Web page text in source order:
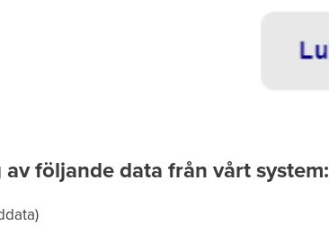
följande data från vårt system: